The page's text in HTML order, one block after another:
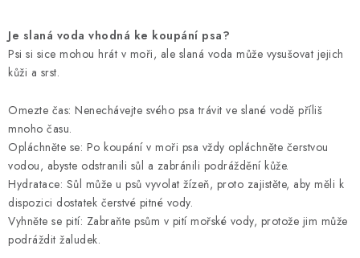
Je slaná voda vhodná ke koupání psa?
Psi si sice mohou hrát v moři, ale slaná voda může vysušovat jejich
kůži a srst.
Omezte čas: Nenechávejte svého psa trávit ve slané vodě příliš
mnoho času.
Opláchněte se: Po koupání v moři psa vždy opláchněte čerstvou
vodou, abyste odstranili sůl a zabránili podráždění kůže.
Hydratace: Sůl může u psů vyvolat žízeň, proto zajistěte, aby měli k
dispozici dostatek čerstvé pitné vody.
Vyhněte se pití: Zabraňte psům v pití mořské vody, protože jim může
podráždit žaludek.